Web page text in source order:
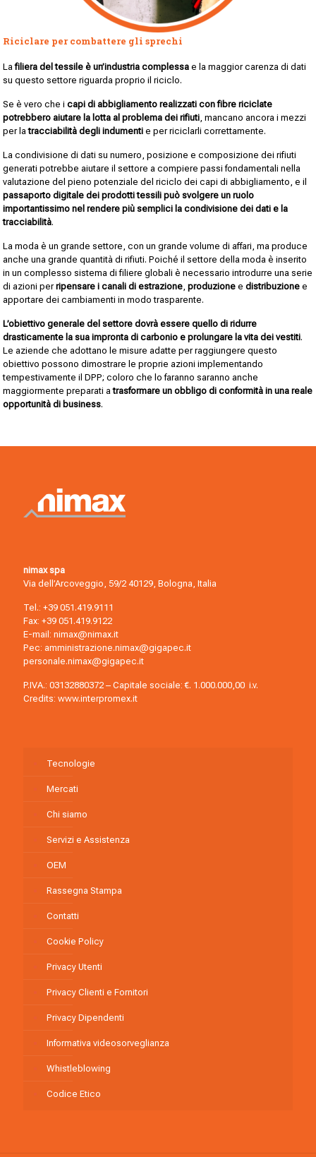
Riciclare per combattere gli sprechi
Lafiliera del tessile è un’industria complessa e la maggior carenza di dati
su questo settore riguarda proprio il riciclo.
Se è vero che icapi di abbigliamento realizzati con fibre riciclate
potrebbero aiutare la lotta al problema dei rifiuti, mancano ancora i mezzi
per latracciabilità degli indumenti e per riciclarli correttamente.
La condivisione di dati su numero, posizione e composizione dei rifiuti
generati potrebbe aiutare il settore a compiere passi fondamentali nella
valutazione del pieno potenziale del riciclo dei capi di abbigliamento, e il
passaporto digitale dei prodotti tessili può svolgere un ruolo
importantissimo nel rendere più semplici la condivisione dei dati e la
tracciabilità.
La moda è un grande settore, con un grande volume di affari, ma produce
anche una grande quantità di rifiuti. Poiché il settore della moda è inserito
in un complesso sistema di filiere globali è necessario introdurre una serie
di azioni perripensare i canali di estrazione,produzione edistribuzione e
apportare dei cambiamenti in modo trasparente.
L’obiettivo generale del settore dovrà essere quello di ridurre
drasticamente la sua impronta di carbonio e prolungare la vita dei vestiti.
Le aziende che adottano le misure adatte per raggiungere questo
obiettivo possono dimostrare le proprie azioni implementando
tempestivamente il DPP; coloro che lo faranno saranno anche
maggiormente preparati atrasformare un obbligo di conformità in una reale
opportunità di business.
nimax spa
Via dell’Arcoveggio, 59/2 40129, Bologna, Italia
Tel.: +39 051.419.9111
Fax: +39 051.419.9122
E-mail: nimax@nimax.it
Pec: amministrazione.nimax@gigapec.it
personale.nimax@gigapec.it
P.IVA.: 03132880372 – Capitale sociale: €. 1.000.000,00 i.v.
Credits: www.interpromex.it
Tecnologie
Mercati
Chi siamo
Servizi e Assistenza
OEM
Rassegna Stampa
Contatti
Cookie Policy
Privacy Utenti
Privacy Clienti e Fornitori
Privacy Dipendenti
Informativa videosorveglianza
Whistleblowing
Codice Etico